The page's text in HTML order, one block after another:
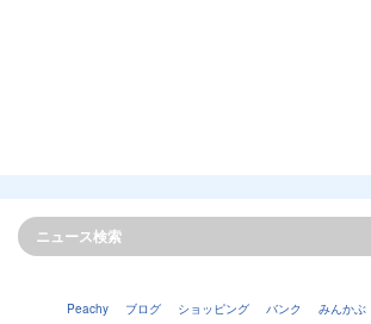
Peachy ブログ ショッピング バンク みんかぶ